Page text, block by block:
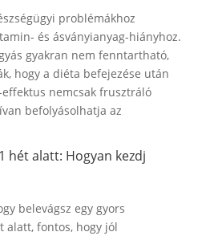
problémákhoz
és ásványianyag-hiányhoz.
gyakran nem fenntartható,
hogy a diéta befejezése után
nemcsak frusztráló
befolyásolhatja az
hét alatt: Hogyan kezdj
belevágsz egy gyors
alatt, fontos, hogy jól